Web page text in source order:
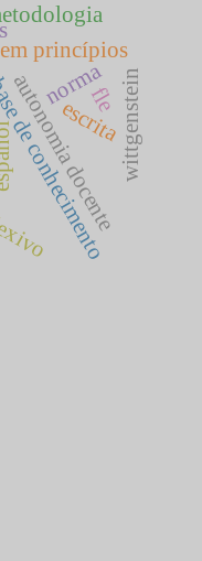
princípios
autonomia docente
norma
escritawittgenstein
fle